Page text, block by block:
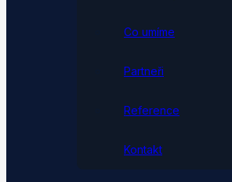
Co umíme
Partneři
Reference
Kontakt